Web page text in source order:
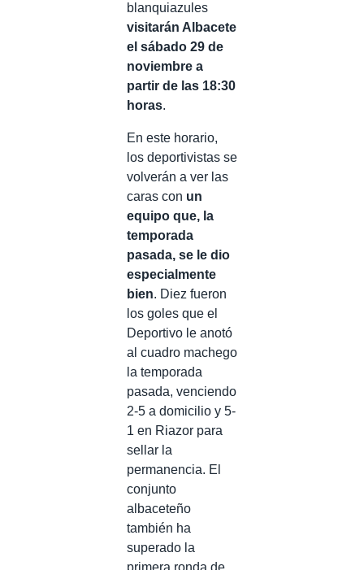
blanquiazules
visitarán Albacete
el sábado 29 de
noviembre a
partir de las 18:30
horas.
En este horario,
los deportivistas se
volverán a ver las
caras con un
equipo que, la
temporada
pasada, se le dio
especialmente
bien. Diez fueron
los goles que el
Deportivo le anotó
al cuadro machego
la temporada
pasada, venciendo
2-5 a domicilio y 5-
1 en Riazor para
sellar la
permanencia. El
conjunto
albaceteño
también ha
superado la
primera ronda de